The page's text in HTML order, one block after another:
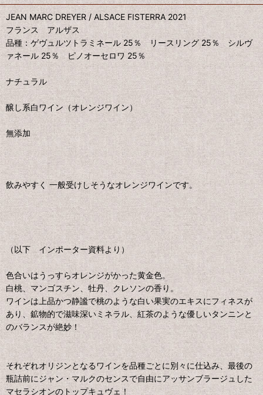
JEAN MARC DREYER / ALSACE FISTERRA 2021
フランス アルザス
品種：ゲヴュルツトラミネール 25％ リースリング 25％ シルヴ
ァネール 25％ ピノオーセロワ 25％
ナチュラル
醸し系白ワイン（オレンジワイン）
無添加
飲みやすく 一般受けしそうなオレンジワインです。
（以下 インポーター資料より）
色合いはうっすらオレンジがかった黄金色。
白桃、マンゴスチン、牡丹、クレソンの香り。
ワインは上品かつ静謐で桃のような白い果実のエキスにフィネスが
あり、鉱物的で滋味深いミネラル、紅茶のような優しいタンニンと
のバランスが絶妙！
それぞれオリジンとなるワインを品種ごとに別々に仕込み、最後の
瓶詰前にジャン・マルクのセンスで自由にアッサンブラージュした
マセラシオンのトップキュヴェ！